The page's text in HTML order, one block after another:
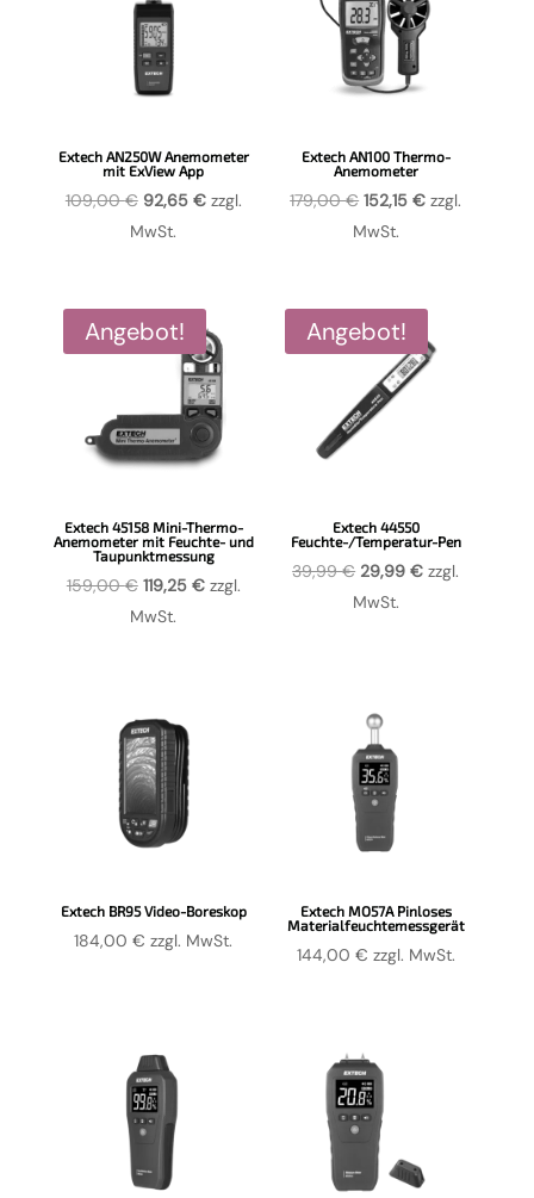
Extech AN250W Anemometer
mit ExView App
109,00€ Ursprünglicher
Preis
92,65 €Aktueller
zzgl.
MwSt.
Extech AN100 Thermo-
Anemometer
179,00€ Ursprünglicher
Preis
152,15€Aktueller
zzgl.
MwSt.
Angebot!
Extech 45158 Mini-Thermo-
Anemometer mit Feuchte- und
Taupunktmessung
159,00€ Ursprünglicher
Preis
119,25 €Aktueller
zzgl.
MwSt.
Angebot!
Extech 44550
Feuchte-/Temperatur-Pen
39,99€ Ursprünglicher
Preis
29,99€Aktueller
zzgl.
MwSt.
Extech BR95 Video-Boreskop
184,00€ zzgl. MwSt.
Extech MO57A Pinloses
Materialfeuchtemessgerät
144,00 € zzgl. MwSt.